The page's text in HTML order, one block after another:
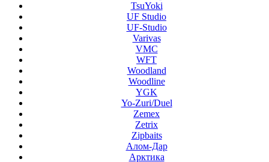
TsuYoki
UF Studio
UF-Studio
Varivas
VMC
WFT
Woodland
Woodline
YGK
Yo-Zuri/Duel
Zemex
Zetrix
Zipbaits
Алом-Дар
Арктика